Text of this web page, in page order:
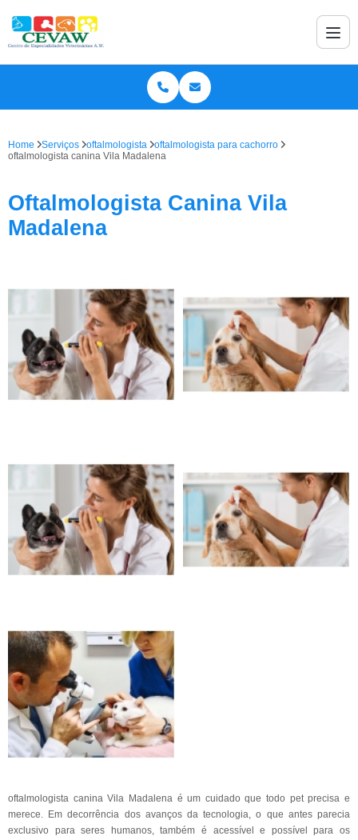
Home Serviços oftalmologista
oftalmologista para cachorro
oftalmologista canina Vila Madalena
Oftalmologista Canina Vila
Madalena
oftalmologista canina Vila Madalena é um cuidado que todo pet precisa e
merece. Em decorrência dos avanços da tecnologia, o que antes parecia
exclusivo para seres humanos, também é acessível e possível para os